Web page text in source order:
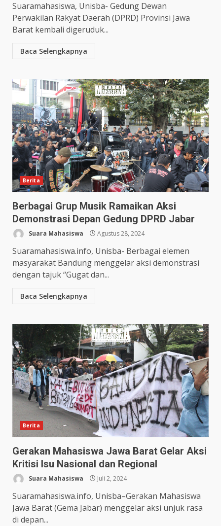
Suaramahasiswa, Unisba- Gedung Dewan
Perwakilan Rakyat Daerah (DPRD) Provinsi Jawa
Barat kembali digeruduk...
Baca Selengkapnya
Berita
Berbagai Grup Musik Ramaikan Aksi
Demonstrasi Depan Gedung DPRD Jabar
Suara Mahasiswa Agustus 28, 2024
Suaramahasiswa.info, Unisba- Berbagai elemen
masyarakat Bandung menggelar aksi demonstrasi
dengan tajuk “Gugat dan...
Baca Selengkapnya
Berita
Gerakan Mahasiswa Jawa Barat Gelar Aksi
Kritisi Isu Nasional dan Regional
Suara Mahasiswa Juli 2, 2024
Suaramahasiswa.info, Unisba–Gerakan Mahasiswa
Jawa Barat (Gema Jabar) menggelar aksi unjuk rasa
di depan...